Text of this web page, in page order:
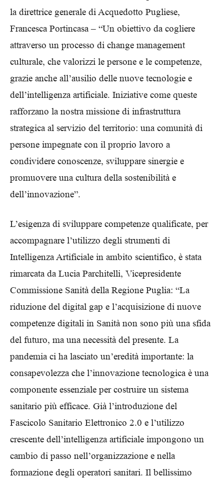
la direttrice generale di Acquedotto Pugliese,
Francesca Portincasa – “Un obiettivo da cogliere
attraverso un processo di change management
culturale, che valorizzi le persone e le competenze,
grazie anche all’ausilio delle nuove tecnologie e
dell’intelligenza artificiale. Iniziative come queste
rafforzano la nostra missione di infrastruttura
strategica al servizio del territorio: una comunità di
persone impegnate con il proprio lavoro a
condividere conoscenze, sviluppare sinergie e
promuovere una cultura della sostenibilità e
dell’innovazione”.
L’esigenza di sviluppare competenze qualificate, per
accompagnare l’utilizzo degli strumenti di
Intelligenza Artificiale in ambito scientifico, è stata
rimarcata da Lucia Parchitelli, Vicepresidente
Commissione Sanità della Regione Puglia: “La
riduzione del digital gap e l’acquisizione di nuove
competenze digitali in Sanità non sono più una sfida
del futuro, ma una necessità del presente. La
pandemia ci ha lasciato un’eredità importante: la
consapevolezza che l’innovazione tecnologica è una
componente essenziale per costruire un sistema
sanitario più efficace. Già l’introduzione del
Fascicolo Sanitario Elettronico 2.0 e l’utilizzo
crescente dell’intelligenza artificiale impongono un
cambio di passo nell’organizzazione e nella
formazione degli operatori sanitari. Il bellissimo